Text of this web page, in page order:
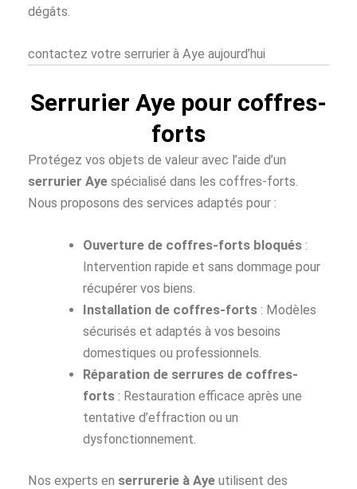
dégâts.
contactez votre serrurier à Aye aujourd’hui
Serrurier Aye pour coffres-
forts
Protégez vos objets de valeur avec l’aide d’un
serrurier Aye spécialisé dans les coffres-forts.
Nous proposons des services adaptés pour :
Ouverture de coffres-forts bloqués :
Intervention rapide et sans dommage pour
récupérer vos biens.
Installation de coffres-forts : Modèles
sécurisés et adaptés à vos besoins
domestiques ou professionnels.
Réparation de serrures de coffres-
forts : Restauration efficace après une
tentative d’effraction ou un
dysfonctionnement.
Nos experts en serrurerie à Aye utilisent des